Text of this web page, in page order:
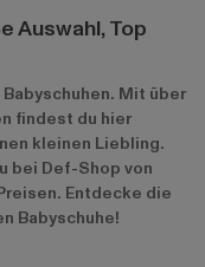
Auswahl, Top
Mit über
findest du hier
kleinen Liebling.
bei Def-Shop von
Entdecke die
Babyschuhe!